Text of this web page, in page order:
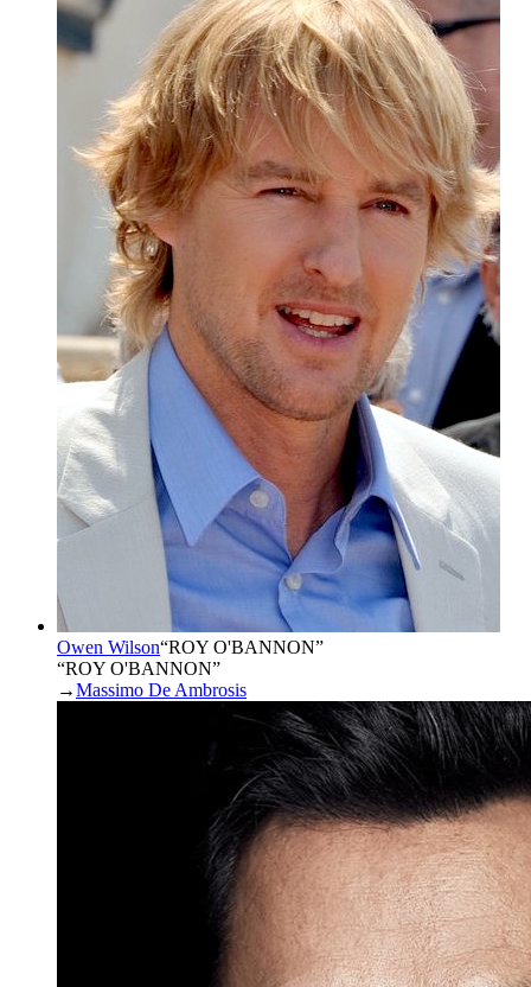
Owen Wilson“ROY O'BANNON”
“ROY O'BANNON”
→Massimo De Ambrosis